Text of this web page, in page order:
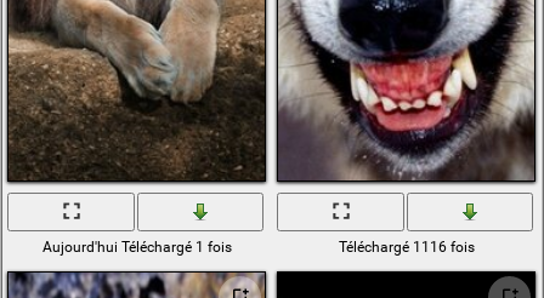
Aujourd'hui Téléchargé 1 fois Téléchargé 1116 fois